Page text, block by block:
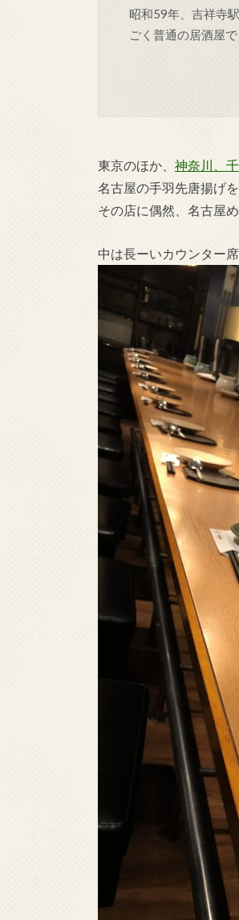
昭和59年、吉祥寺
ごく普通の居酒屋
東京のほか、 神奈川、
名古屋の手羽先唐揚げ
その店に偶然、名古屋
中は長ーいカウンター